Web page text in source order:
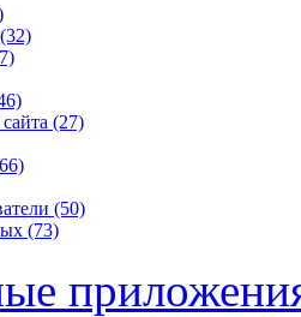
(32)
(27)
(50)
(73)